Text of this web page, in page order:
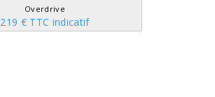
Overdrive
219 € TTC indicatif